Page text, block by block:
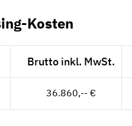
Kosten
Brutto inkl. MwSt.
36.860,-- €